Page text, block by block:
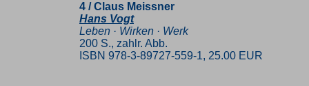
4 / Claus Meissner
Hans Vogt
Leben · Wirken · Werk
200 S., zahlr. Abb.
ISBN 978-3-89727-559-1, 25.00 EUR